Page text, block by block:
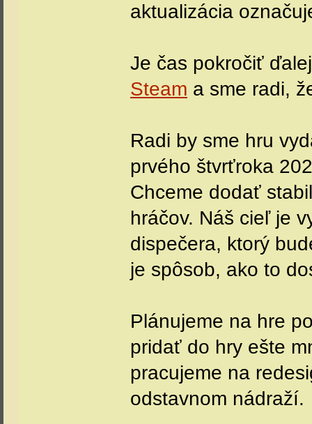
aktualizácia
Je čas pokročiť
Steam a sme radi,
Radi by sme hru
prvého štvrťroka
Chceme dodať
hráčov. Náš cieľ je
dispečera, ktorý
je spôsob, ako to
Plánujeme na hre
pridať do hry ešte
pracujeme na
odstavnom nádraží.